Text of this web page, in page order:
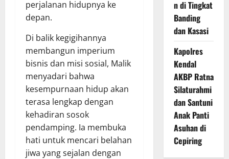
perjalanan hidupnya ke
depan.
Di balik kegigihannya
membangun imperium
bisnis dan misi sosial, Malik
menyadari bahwa
kesempurnaan hidup akan
terasa lengkap dengan
kehadiran sosok
pendamping. Ia membuka
hati untuk mencari belahan
jiwa yang sejalan dengan
n di Tingkat
Banding
dan Kasasi
Kapolres
Kendal
AKBP Ratna
Silaturahmi
dan Santuni
Anak Panti
Asuhan di
Cepiring